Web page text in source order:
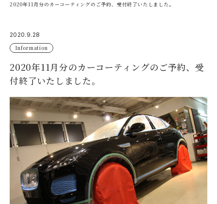
2020年11月分のカーコーティングのご予約、受付終了いたしました。
2020.9.28
Information
2020年11月分のカーコーティングのご予約、受
付終了いたしました。